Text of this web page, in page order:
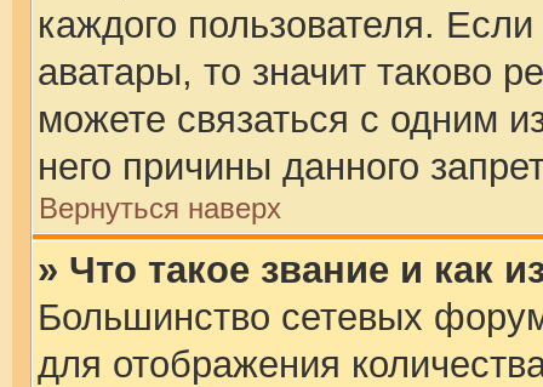
каждого пользователя.
аватары, то значит таково
можете связаться с одним
него причины данного
Вернуться наверх
» Что такое звание и как
Большинство сетевых
для отображения